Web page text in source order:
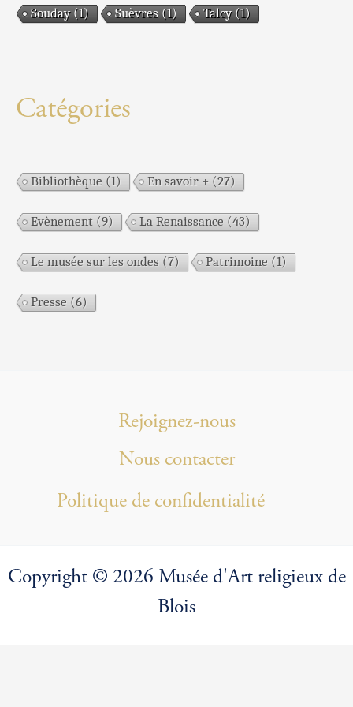
Souday(1) Suèvres(1) Talcy(1)
Catégories
Bibliothèque (1) En savoir + (27)
Evènement (9) La Renaissance (43)
Le musée sur les ondes (7) Patrimoine (1)
Presse (6)
Rejoignez-nous
Nous contacter
Politique de confidentialité
Copyright © 2026 Musée d'Art religieux de
Blois